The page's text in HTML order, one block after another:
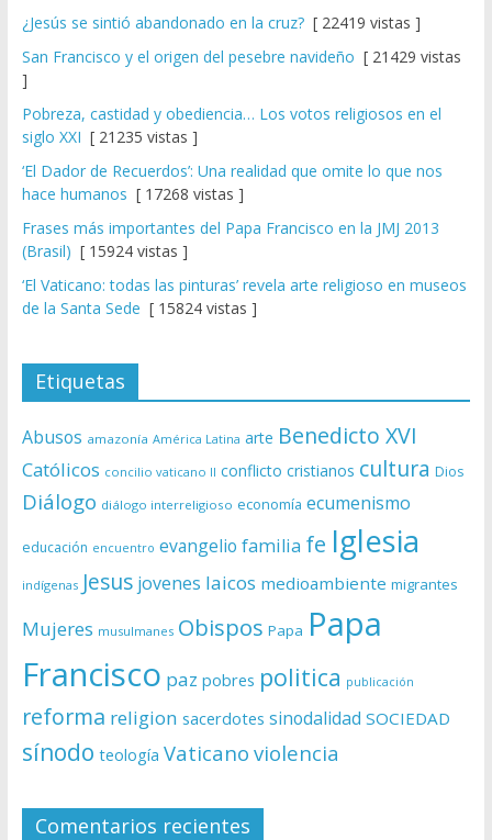
¿Jesús se sintió abandonado en la cruz?[ 22419 vistas ]
San Francisco y el origen del pesebre navideño [ 21429 vistas
]
Pobreza, castidad y obediencia… Los votos religiosos en el
siglo XXI [ 21235 vistas ]
‘El Dador de Recuerdos’: Una realidad que omite lo que nos
hace humanos [ 17268 vistas ]
Frases más importantes del Papa Francisco en la JMJ 2013
(Brasil) [ 15924 vistas ]
‘El Vaticano: todas las pinturas’ revela arte religioso en museos
de la Santa Sede [ 15824 vistas ]
Etiquetas
Abusos amazonía América Latina arte Benedicto XVI
Católicos concilio vaticano II conflicto cristianos cultura Dios
Diálogo diálogo interreligioso economía ecumenismo
educación encuentro evangelio familia fe Iglesia
indígenas Jesus jovenes laicos medioambiente migrantes
Mujeres musulmanes Obispos Papa Papa
Francisco paz pobres politica publicación
reforma religion sacerdotes sinodalidad SOCIEDAD
sínodo teología Vaticano violencia
Comentarios recientes